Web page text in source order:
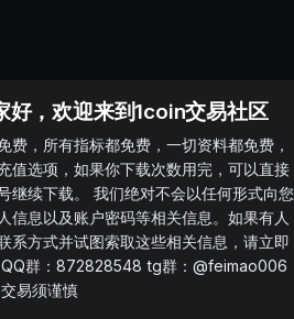
好，欢迎来到1coin交易社区
费，所有指标都免费，一切资料都免费，
值选项，如果你下载次数用完，可以直接
继续下载。 我们绝对不会以任何形式向您
信息以及账户密码等相关信息。如果有人
系方式并试图索取这些相关信息，请立即
QQ群：872828548 tg群：@feimao006
易须谨慎